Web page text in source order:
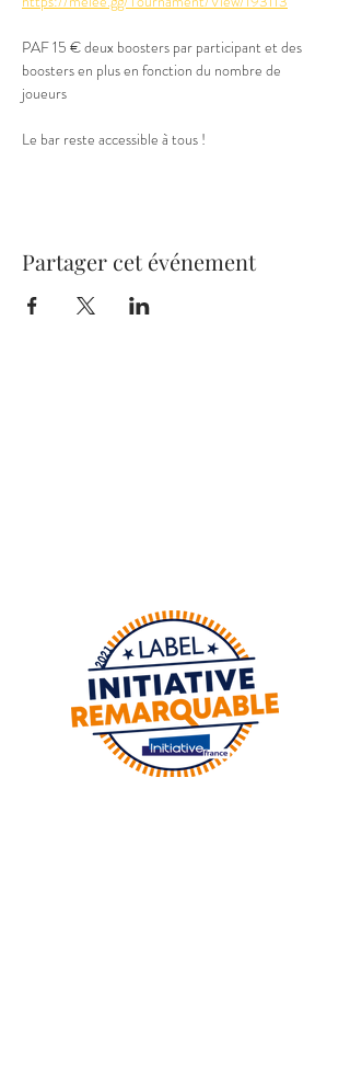
PAF 15 € deux boosters par participant et des
boosters en plus en fonction du nombre de
joueurs
Le bar reste accessible à tous !
Partager cet événement